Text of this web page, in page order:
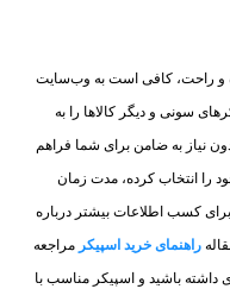
و راحت، کافی است به وب‌سایت
سونی و دیگر کالاها را به
نیاز به ضامن برای شما فراهم
را انتخاب کرده، مدت زمان
کسب اطلاعات بیشتر درباره
راهنمای خرید اسپیکر مراجعه
داشته باشید و اسپیکر مناسب با